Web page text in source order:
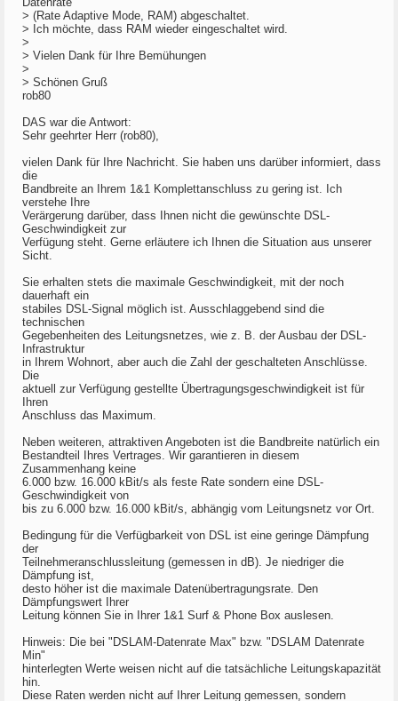
> (Rate Adaptive Mode, RAM) abgeschaltet.
> Ich möchte, dass RAM wieder eingeschaltet wird.
>
> Vielen Dank für Ihre Bemühungen
>
> Schönen Gruß
rob80
DAS war die Antwort:
Sehr geehrter Herr (rob80),
vielen Dank für Ihre Nachricht. Sie haben uns darüber informiert, dass
die
Bandbreite an Ihrem 1&1 Komplettanschluss zu gering ist. Ich
verstehe Ihre
Verärgerung darüber, dass Ihnen nicht die gewünschte DSL-
Geschwindigkeit zur
Verfügung steht. Gerne erläutere ich Ihnen die Situation aus unserer
Sicht.
Sie erhalten stets die maximale Geschwindigkeit, mit der noch
dauerhaft ein
stabiles DSL-Signal möglich ist. Ausschlaggebend sind die
technischen
Gegebenheiten des Leitungsnetzes, wie z. B. der Ausbau der DSL-
Infrastruktur
in Ihrem Wohnort, aber auch die Zahl der geschalteten Anschlüsse.
Die
aktuell zur Verfügung gestellte Übertragungsgeschwindigkeit ist für
Ihren
Anschluss das Maximum.
Neben weiteren, attraktiven Angeboten ist die Bandbreite natürlich ein
Bestandteil Ihres Vertrages. Wir garantieren in diesem
Zusammenhang keine
6.000 bzw. 16.000 kBit/s als feste Rate sondern eine DSL-
Geschwindigkeit von
bis zu 6.000 bzw. 16.000 kBit/s, abhängig vom Leitungsnetz vor Ort.
Bedingung für die Verfügbarkeit von DSL ist eine geringe Dämpfung
der
Teilnehmeranschlussleitung (gemessen in dB). Je niedriger die
Dämpfung ist,
desto höher ist die maximale Datenübertragungsrate. Den
Dämpfungswert Ihrer
Leitung können Sie in Ihrer 1&1 Surf & Phone Box auslesen.
Hinweis: Die bei "DSLAM-Datenrate Max" bzw. "DSLAM Datenrate
Min"
hinterlegten Werte weisen nicht auf die tatsächliche Leitungskapazität
hin.
Diese Raten werden nicht auf Ihrer Leitung gemessen, sondern